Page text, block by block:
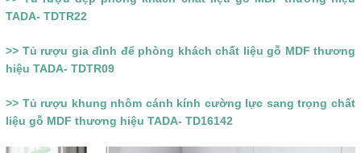
TADA- TDTR22
>> Tủ rượu gia đình để phòng khách chất liệu gỗ MDF thương
hiệu TADA- TDTR09
>> Tủ rượu khung nhôm cánh kính cường lực sang trọng chất
liệu gỗ MDF thương hiệu TADA- TD16142